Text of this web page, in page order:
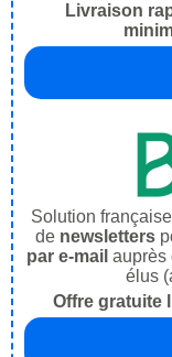
Livraison
Solution
de newsletters
par e-mail auprès
élus
Offre gratuite